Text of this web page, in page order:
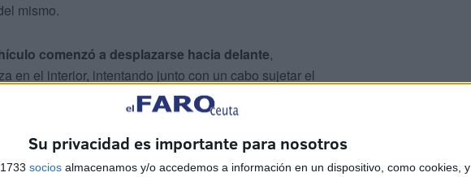
Su privacidad es importante para nosotros
socios almacenamos y/o accedemos a información en un dispositivo, como cookies, y
mismo.
comenzó a desplazarse hacia delante,
en el interior, intentando junto con un cabo sujetar el
accidente final